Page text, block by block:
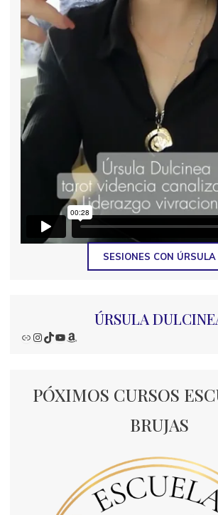
SESIONES CON ÚRSULA
ÚRSULA
Enlace
Instagram
TikTok
YouTube
Amazon
PÓXIMOS CURSOS
BRUJAS